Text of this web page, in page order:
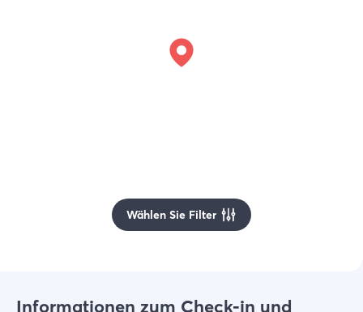
Wählen Sie Filter
Informationen zum Check-in und